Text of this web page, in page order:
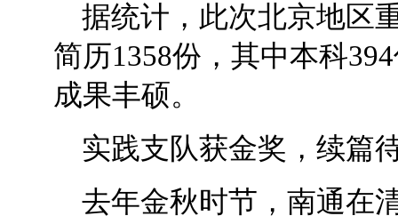
据统计，此次北京地区
简历1358份，其中本科
成果丰硕。
实践支队获金奖，续篇
去年金秋时节，南通在